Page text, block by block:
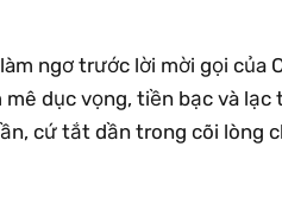
ngơ trước lời mời gọi của
dục vọng, tiền bạc và lạc
cứ tắt dần trong cõi lòng